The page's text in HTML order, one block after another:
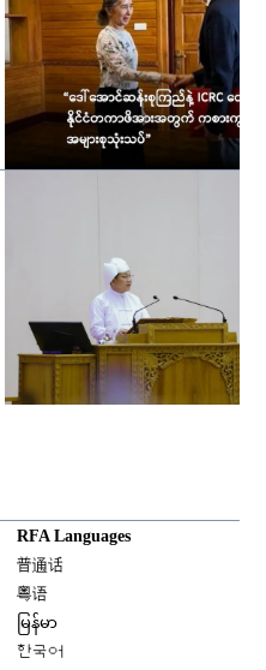
RFA Languages
普通话
粤语
မြန်မာ
한국어